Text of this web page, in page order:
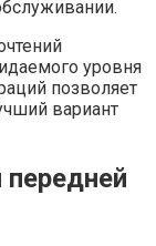
уровня
позволяет
вариант